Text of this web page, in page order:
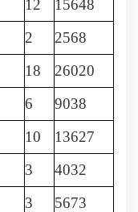
12
15648
2
2568
18
26020
6
9038
10
13627
3
4032
3
5673